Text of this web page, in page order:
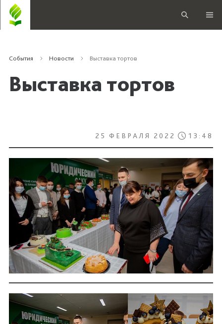
События Новости Выставка тортов
Выставка тортов
25 ФЕВРАЛЯ 2022 13:48